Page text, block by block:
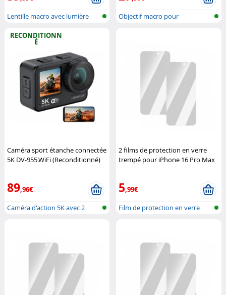
Lentille macro avec lumière
Objectif macro pour
RECONDITIONN
É
Caméra sport étanche connectée
5K DV-955.WiFi (Reconditionné)
89,96€
Caméra d'action 5K avec 2
2 films de protection en verre
trempé pour iPhone 16 Pro Max
5,99€
Film de protection en verre